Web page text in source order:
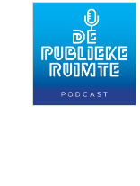
werkagenda, de
programma Open
Reageren op deze